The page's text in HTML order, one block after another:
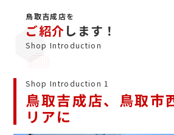
鳥取吉成店を
ご紹介します！
Shop Introduction
Shop Introduction 1
鳥取吉成店、鳥取市
リアに